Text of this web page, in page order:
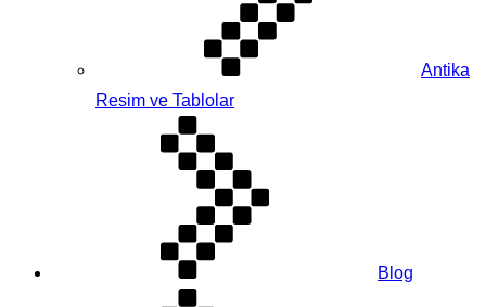
Antika
Resim ve Tablolar
Blog